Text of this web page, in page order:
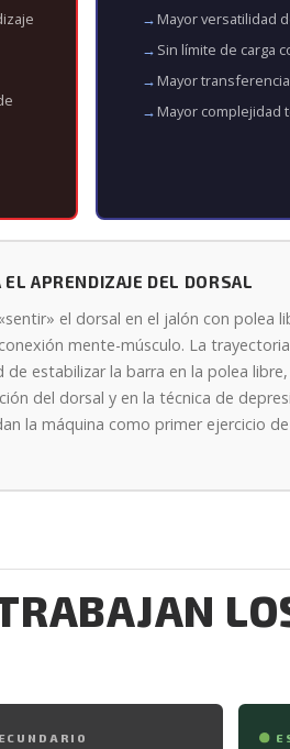
Mayor versatilidad
Sin límite de carga
Mayor
Mayor complejidad
APRENDIZAJE DEL DORSAL
el dorsal en el jalón con polea
mente-músculo. La
estabilizar la barra en la polea
del dorsal y en la técnica de
la máquina como primer ejercicio